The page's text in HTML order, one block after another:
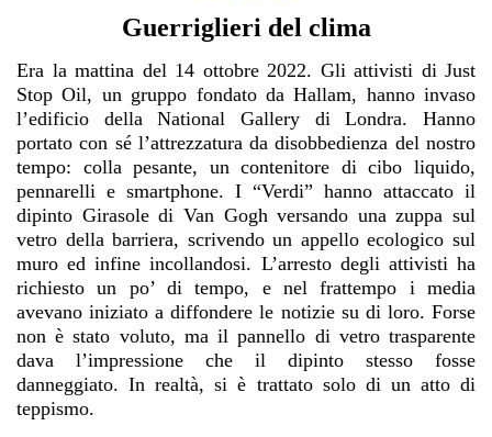
Guerriglieri del clima
Era la mattina del 14 ottobre 2022. Gli attivisti di Just
Stop Oil, un gruppo fondato da Hallam, hanno invaso
l’edificio della National Gallery di Londra. Hanno
portato con sé l’attrezzatura da disobbedienza del nostro
tempo: colla pesante, un contenitore di cibo liquido,
pennarelli e smartphone. I “Verdi” hanno attaccato il
dipinto Girasole di Van Gogh versando una zuppa sul
vetro della barriera, scrivendo un appello ecologico sul
muro ed infine incollandosi. L’arresto degli attivisti ha
richiesto un po’ di tempo, e nel frattempo i media
avevano iniziato a diffondere le notizie su di loro. Forse
non è stato voluto, ma il pannello di vetro trasparente
dava l’impressione che il dipinto stesso fosse
danneggiato. In realtà, si è trattato solo di un atto di
teppismo.